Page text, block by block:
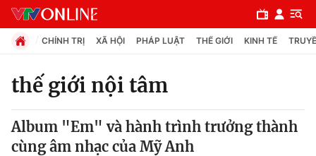
Chuyên mục
Chính trị
CHÍNH TRỊ XÃ HỘI PHÁP LUẬT THẾ GIỚI KINH TẾ
thế giới nội tâm
Album "Em" và hành trình trưởng thành
cùng âm nhạc của Mỹ Anh